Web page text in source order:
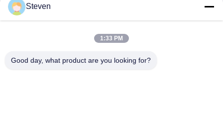
steven@winley-electric.com
Langganan buletin kami untuk diskon dan banyak lagi.
Steven
1:33 PM
Good day, what product are you looking for?